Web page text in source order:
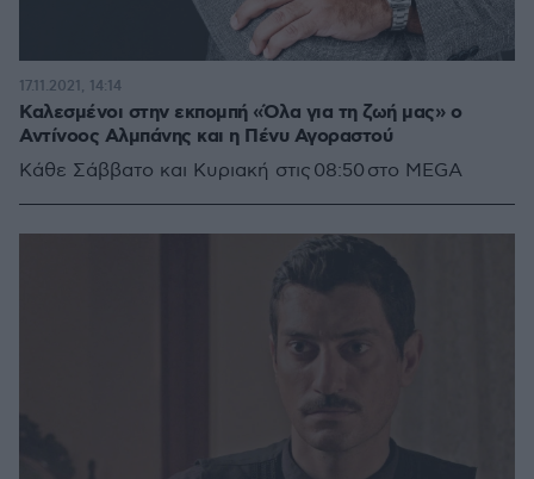
Καλεσμένοι στην εκπομπή «Όλα για τη ζωή μας» ο
Αντίνοος Αλμπάνης και η Πένυ Αγοραστού
Κάθε Σάββατο και Κυριακή στις 08:50 στο MEGA
17.11.2021, 14:14